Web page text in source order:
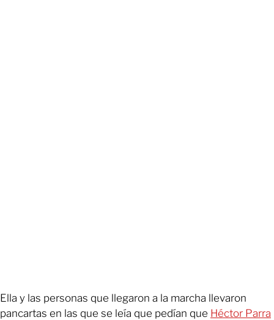
Ella y las personas que llegaron a la marcha llevaron
pancartas en las que se leía que pedían que Héctor Parra